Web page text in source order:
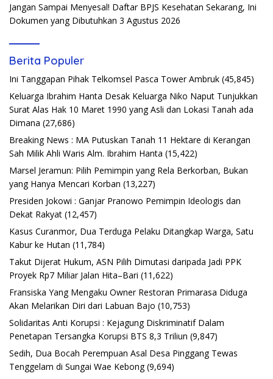
Jangan Sampai Menyesal! Daftar BPJS Kesehatan Sekarang, Ini
Dokumen yang Dibutuhkan 3 Agustus 2026
Berita Populer
Ini Tanggapan Pihak Telkomsel Pasca Tower Ambruk (45,845)
Keluarga Ibrahim Hanta Desak Keluarga Niko Naput Tunjukkan
Surat Alas Hak 10 Maret 1990 yang Asli dan Lokasi Tanah ada
Dimana (27,686)
Breaking News : MA Putuskan Tanah 11 Hektare di Kerangan
Sah Milik Ahli Waris Alm. Ibrahim Hanta (15,422)
Marsel Jeramun: Pilih Pemimpin yang Rela Berkorban, Bukan
yang Hanya Mencari Korban (13,227)
Presiden Jokowi : Ganjar Pranowo Pemimpin Ideologis dan
Dekat Rakyat (12,457)
Kasus Curanmor, Dua Terduga Pelaku Ditangkap Warga, Satu
Kabur ke Hutan (11,784)
Takut Dijerat Hukum, ASN Pilih Dimutasi daripada Jadi PPK
Proyek Rp7 Miliar Jalan Hita–Bari (11,622)
Fransiska Yang Mengaku Owner Restoran Primarasa Diduga
Akan Melarikan Diri dari Labuan Bajo (10,753)
Solidaritas Anti Korupsi : Kejagung Diskriminatif Dalam
Penetapan Tersangka Korupsi BTS 8,3 Triliun (9,847)
Sedih, Dua Bocah Perempuan Asal Desa Pinggang Tewas
Tenggelam di Sungai Wae Kebong (9,694)